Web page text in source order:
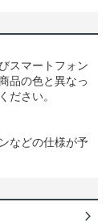
スマートフォン
品の色と異なっ
ださい。
などの仕様が予